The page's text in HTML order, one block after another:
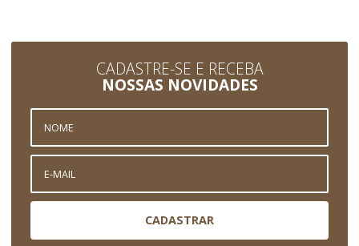
CADASTRE-SE E RECEBA
NOSSAS NOVIDADES
CADASTRAR